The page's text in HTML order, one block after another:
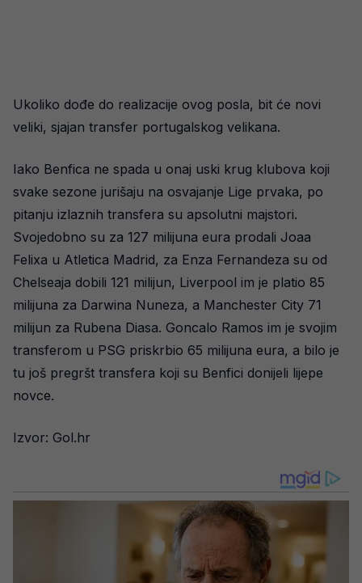
Ukoliko dođe do realizacije ovog posla, bit će novi
veliki, sjajan transfer portugalskog velikana.
Iako Benfica ne spada u onaj uski krug klubova koji
svake sezone jurišaju na osvajanje Lige prvaka, po
pitanju izlaznih transfera su apsolutni majstori.
Svojedobno su za 127 milijuna eura prodali Joaa
Felixa u Atletica Madrid, za Enza Fernandeza su od
Chelseaja dobili 121 milijun, Liverpool im je platio 85
milijuna za Darwina Nuneza, a Manchester City 71
milijun za Rubena Diasa. Goncalo Ramos im je svojim
transferom u PSG priskrbio 65 milijuna eura, a bilo je
tu još pregršt transfera koji su Benfici donijeli lijepe
novce.
Izvor: Gol.hr